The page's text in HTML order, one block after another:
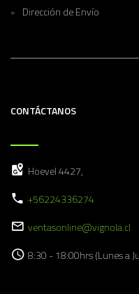
Dirección de Envío
CONTÁCTANOS
Hoevel 4427,
+56224336274
ventasonline@vignola.cl
8:30 - 18:00hrs (Lunes a